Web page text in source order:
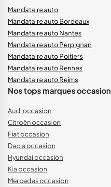
Mandataire auto
Mandataire auto Bordeaux
Mandataire auto Nantes
Mandataire auto Perpignan
Mandataire auto Poitiers
Mandataire auto Rennes
Mandataire auto Reims
Nos tops marques occasion
Audi occasion
Citroën occasion
Fiat occasion
Dacia occasion
Hyundai occasion
Kia occasion
Mercedes occasion